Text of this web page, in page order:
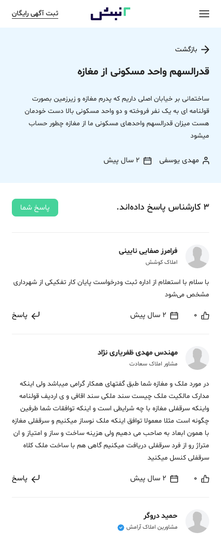
ثبت آگهی رایگان
بازگشت
قدرالسهم واحد مسکونی از مغازه
ساختمانی بر خیابان اصلی داریم که پدرم مغازه و زیرزمین بصورت
قولنامه ای به یک نفر فروخته و دو واحد مسکونی بالا دست خودمان
هست میزان قدرالسهم واحدهای مسکونی ما از مغازه چطور حساب
میشود
مهدی یوسفی 2 سال پیش
3 کارشناس پاسخ داده‌اند. پاسخ شما
فرامرز صفایی نایینی
املاک کوشش
با سلام با استعلام از اداره ثبت ودرخواست پایان کار تفکیکی از شهرداری
مشخص می‌شود
0 2 سال پیش پاسخ
مهندس مهدی ظفریاری نژاد
مشاور املاک سعادت
در مورد ملک و مغازه شما طبق گفتهای همکار گرامی میباشد ولی اینکه
مدارک مالکیت ملک چیست سند ملکی سند اقافی و ی اردیف قولنامه
واینکه سرقفلی مغازه با چه شرایطی است و اینکه توافقات شما طرفین
چگونه است مثلا معمولا توافق اینکه ملک نوساز میکنیم و سرقفلی مغازه
با همون ابعاد به صاحب می دهیم ولی هزینه ساخت و ساز و امتیاز و ان
متراژ رو از فرد سرقفلی دریافت میکنیم گاهی هم با ساخت ملک کلاه
سرقفلی کنسل میکنید
0 2 سال پیش پاسخ
حمید دروگر
مشاورین املاک آرامش